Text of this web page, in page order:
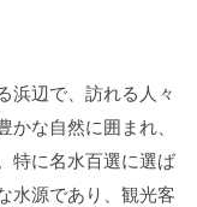
浜辺で、訪れる人々
な自然に囲まれ、
特に名水百選に選ば
水源であり、観光客